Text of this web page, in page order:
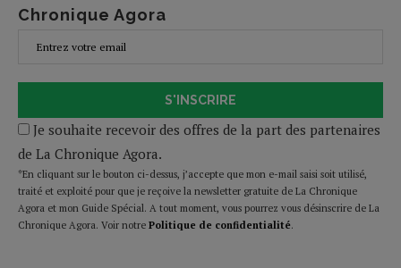
Chronique Agora
S'INSCRIRE
Je souhaite recevoir des offres de la part des partenaires
de La Chronique Agora.
*En cliquant sur le bouton ci-dessus, j’accepte que mon e-mail saisi soit utilisé,
traité et exploité pour que je reçoive la newsletter gratuite de La Chronique
Agora et mon Guide Spécial. A tout moment, vous pourrez vous désinscrire de La
Chronique Agora. Voir notre Politique de confidentialité.